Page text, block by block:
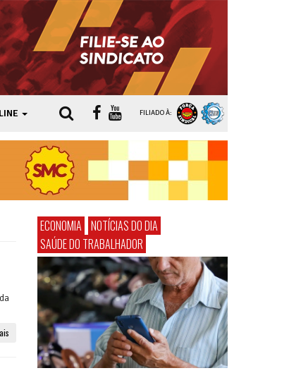
FILIADO À:
ECONOMIA NOTÍCIAS DO DIA
SAÚDE DO TRABALHADOR